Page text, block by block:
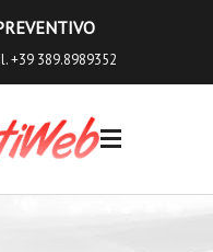
0
+39 389.8989352